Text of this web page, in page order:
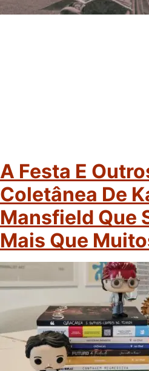
A Festa E
Coletânea De
Mansfield Que
Mais Que